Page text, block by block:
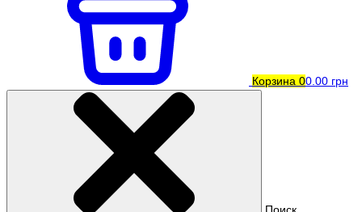
Корзина 00.00 грн